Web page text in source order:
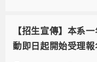
【招生宣傳】本系
動即日起開始受理